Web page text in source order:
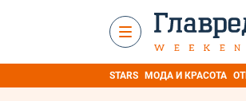
STARS МОДА И КРАСОТА